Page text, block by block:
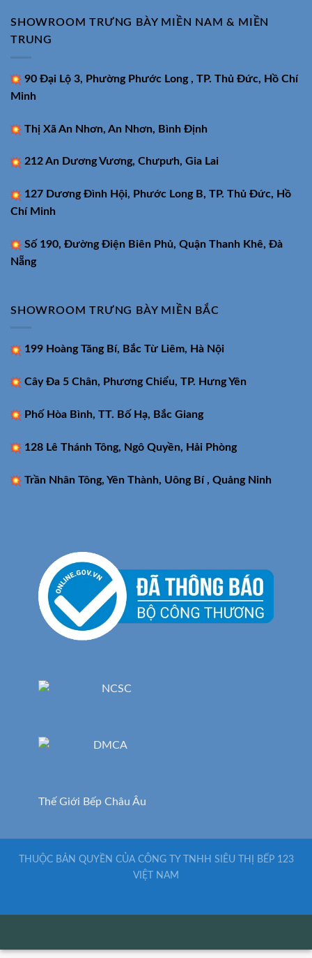
SHOWROOM TRƯNG BÀY MIỀN NAM & MIỀN
TRUNG
90 Đại Lộ 3, Phường Phước Long , TP. Thủ Đức, Hồ Chí
Minh
Thị Xã An Nhơn, An Nhơn, Bình Định
212 An Dương Vương, Chưpưh, Gia Lai
127 Dương Đình Hội, Phước Long B, TP. Thủ Đức, Hồ
Chí Minh
Số 190, Đường Điện Biên Phủ, Quận Thanh Khê, Đà
Nẵng
SHOWROOM TRƯNG BÀY MIỀN BẮC
199 Hoàng Tăng Bí, Bắc Từ Liêm, Hà Nội
Cây Đa 5 Chân, Phương Chiểu, TP. Hưng Yên
Phố Hòa Bình, TT. Bố Hạ, Bắc Giang
128 Lê Thánh Tông, Ngô Quyền, Hải Phòng
Trần Nhân Tông, Yên Thành, Uông Bí , Quảng Ninh
Thế Giới Bếp Châu Âu
THUỘC BẢN QUYỀN CỦA CÔNG TY TNHH SIÊU THỊ BẾP 123
VIỆT NAM